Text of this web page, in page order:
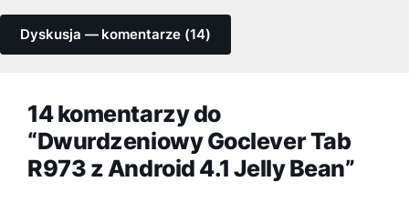
Dyskusja — komentarze (14)
14 komentarzy do
“Dwurdzeniowy Goclever Tab
R973 z Android 4.1 Jelly Bean”